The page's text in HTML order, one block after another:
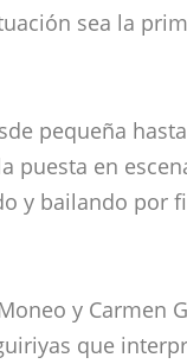
sea la
pequeña
puesta en
y bailando por
y Carmen
que